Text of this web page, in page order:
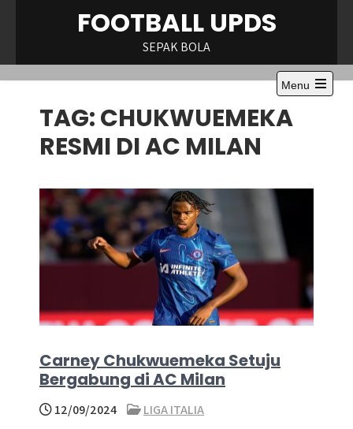
FOOTBALL UPDS
SEPAK BOLA
Menu
Open
TAG:CHUKWUEMEKA
RESMI DI AC MILAN
Carney Chukwuemeka Setuju
Bergabung di AC Milan
12/09/2024
LIGA ITALIA